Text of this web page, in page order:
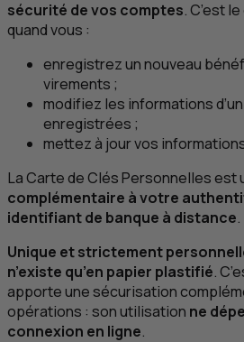
sécurité de vos comptes. C’est
quand vous :
enregistrez un nouveau
virements ;
modifiez les informations
enregistrées ;
mettez à jour vos
La Carte de Clés Personnelles est
complémentaire à votre
identifiant de banque à distance.
Unique et strictement
n’existe qu’en papier plastifié.
apporte une sécurisation
opérations : son utilisation ne
connexion en ligne.